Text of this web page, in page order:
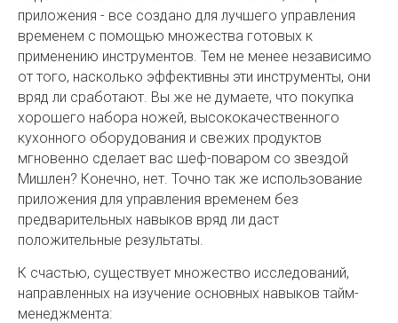
приложения - все создано для лучшего управления
временем с помощью множества готовых к
применению инструментов. Тем не менее независимо
от того, насколько эффективны эти инструменты, они
вряд ли сработают. Вы же не думаете, что покупка
хорошего набора ножей, высококачественного
кухонного оборудования и свежих продуктов
мгновенно сделает вас шеф-поваром со звездой
Мишлен? Конечно, нет. Точно так же использование
приложения для управления временем без
предварительных навыков вряд ли даст
положительные результаты.
К счастью, существует множество исследований,
направленных на изучение основных навыков тайм-
менеджмента: